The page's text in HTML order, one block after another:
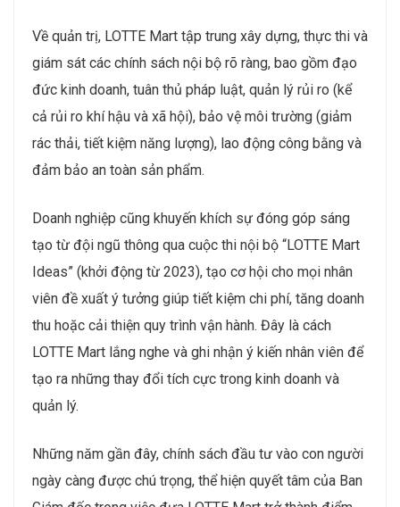
Về quản trị, LOTTE Mart tập trung xây dựng, thực thi và
giám sát các chính sách nội bộ rõ ràng, bao gồm đạo
đức kinh doanh, tuân thủ pháp luật, quản lý rủi ro (kể
cả rủi ro khí hậu và xã hội), bảo vệ môi trường (giảm
rác thải, tiết kiệm năng lượng), lao động công bằng và
đảm bảo an toàn sản phẩm.
Doanh nghiệp cũng khuyến khích sự đóng góp sáng
tạo từ đội ngũ thông qua cuộc thi nội bộ “LOTTE Mart
Ideas” (khởi động từ 2023), tạo cơ hội cho mọi nhân
viên đề xuất ý tưởng giúp tiết kiệm chi phí, tăng doanh
thu hoặc cải thiện quy trình vận hành. Đây là cách
LOTTE Mart lắng nghe và ghi nhận ý kiến nhân viên để
tạo ra những thay đổi tích cực trong kinh doanh và
quản lý.
Những năm gần đây, chính sách đầu tư vào con người
ngày càng được chú trọng, thể hiện quyết tâm của Ban